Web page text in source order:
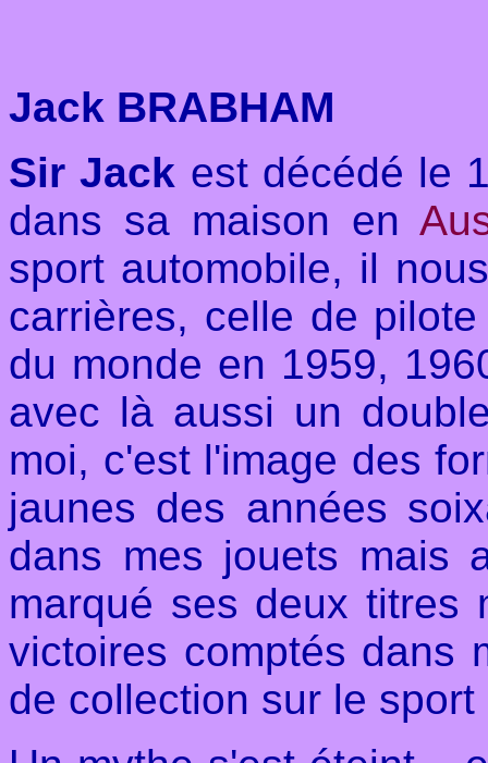
Jack BRABHAM
Sir Jack est décédé le
dans sa maison en
sport automobile, il
carrières, celle de
du monde en 1959,
avec là aussi un
moi, c'est l'image des
jaunes des années
dans mes jouets mais
marqué ses deux titres
victoires comptés dans
de collection sur le sport